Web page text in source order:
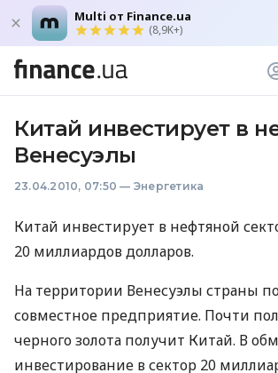
Multi от Finance.ua
(8,9K+)
Китай инвестирует в
Венесуэлы
23.04.2010, 07:50 — Энергетика
Китай инвестирует в нефтяной
20 миллиардов долларов.
На территории Венесуэлы страны
совместное предприятие. Почти
черного золота получит Китай. В
инвестирование в сектор 20